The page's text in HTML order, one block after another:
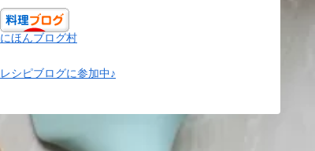
にほんブログ村
レシピブログに参加中♪